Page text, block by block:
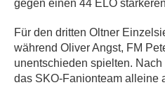
gegen einen 44 ELO
Für den dritten Oltner
während Oliver Angst, FM
unentschieden spielten.
das SKO-Fanionteam alleine